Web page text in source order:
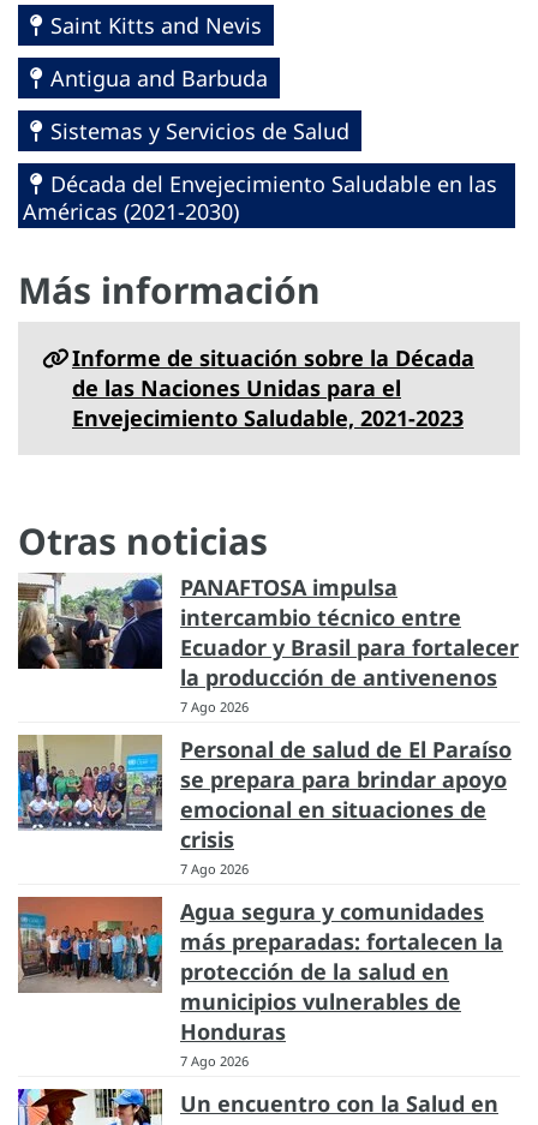
Saint Kitts and Nevis
Antigua and Barbuda
Sistemas y Servicios de Salud
Década del Envejecimiento Saludable en las
Américas (2021-2030)
Más información
Informe de situación sobre la Década
de las Naciones Unidas para el
Envejecimiento Saludable, 2021-2023
Otras noticias
PANAFTOSA impulsa
intercambio técnico entre
Ecuador y Brasil para fortalecer
la producción de antivenenos
7 Ago 2026
Personal de salud de El Paraíso
se prepara para brindar apoyo
emocional en situaciones de
crisis
7 Ago 2026
Agua segura y comunidades
más preparadas: fortalecen la
protección de la salud en
municipios vulnerables de
Honduras
7 Ago 2026
Un encuentro con la Salud en